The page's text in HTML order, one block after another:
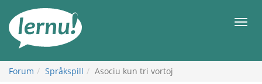
innholdet
Meny
Forum Språkspill Asociu kun tri vortoj